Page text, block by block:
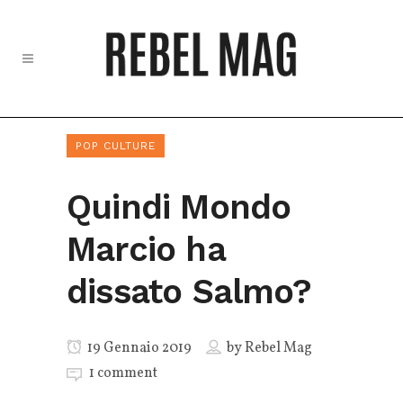
POP CULTURE
Quindi Mondo
Marcio ha
dissato Salmo?
19 Gennaio 2019 byRebel Mag
1 comment